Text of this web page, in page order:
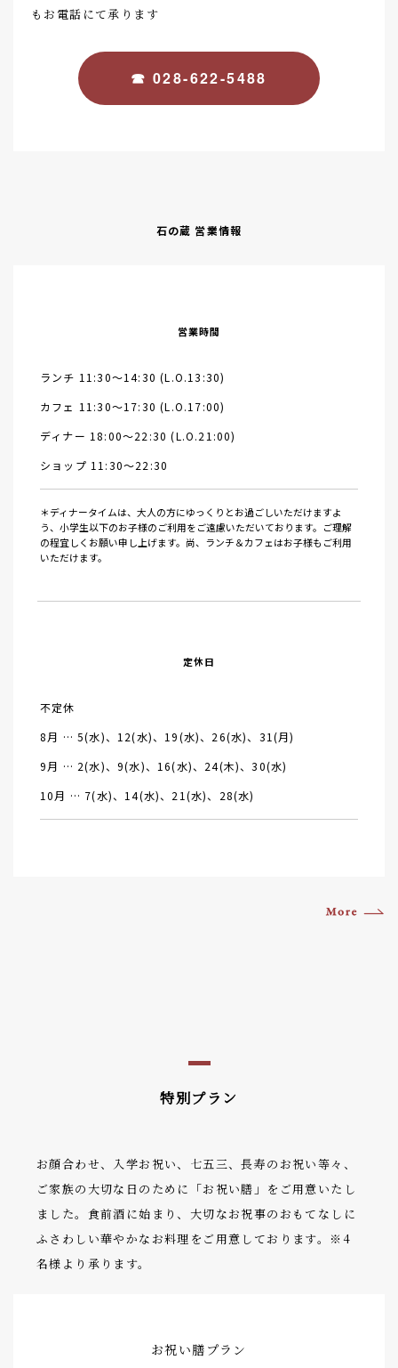
もお電話にて承ります
☎ 028-622-5488
石の蔵 営業情報
営業時間
ランチ 11:30～14:30 (L.O.13:30)
カフェ 11:30～17:30 (L.O.17:00)
ディナー 18:00～22:30 (L.O.21:00)
ショップ 11:30～22:30
＊ディナータイムは、大人の方にゆっくりとお過ごしいただけますよ
う、小学生以下のお子様のご利用をご遠慮いただいております。ご理解
の程宜しくお願い申し上げます。尚、ランチ＆カフェはお子様もご利用
いただけます。
定休日
不定休
8月 … 5(水)、12(水)、19(水)、26(水)、31(月)
9月 … 2(水)、9(水)、16(水)、24(木)、30(水)
10月 … 7(水)、14(水)、21(水)、28(水)
特別プラン
お顔合わせ、入学お祝い、七五三、長寿のお祝い等々、
ご家族の大切な日のために「お祝い膳」をご用意いたし
ました。食前酒に始まり、大切なお祝事のおもてなしに
ふさわしい華やかなお料理をご用意しております。※4
名様より承ります。
お祝い膳プラン